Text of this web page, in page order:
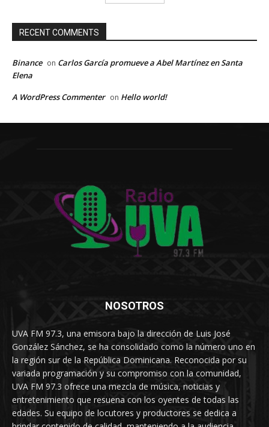
RECENT COMMENTS
Binance on Carlos García promueve a Abel Martínez en Santa
Elena
A WordPress Commenter on Hello world!
NOSOTROS
UVA FM 97.3, una emisora bajo la dirección de Luis José
González Sánchez, se ha consolidado como la número uno en
la región sur de la República Dominicana. Reconocida por su
variada programación y su compromiso con la comunidad,
UVA FM 97.3 ofrece una mezcla de música, noticias y
entretenimiento que resuena con los oyentes de todas las
edades. Su equipo de locutores y productores se dedica a